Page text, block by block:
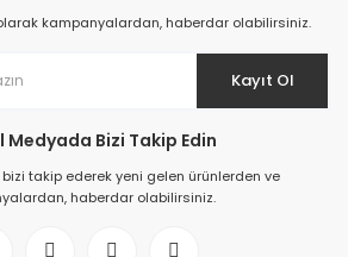
kampanyalardan, haberdar olabilirsiniz.
Kayıt Ol
Medyada Bizi Takip Edin
takip ederek yeni gelen ürünlerden ve
haberdar olabilirsiniz.